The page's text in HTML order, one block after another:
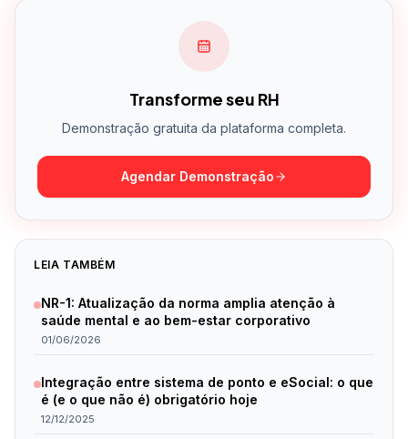
Transforme seu RH
Demonstração gratuita da plataforma completa.
Agendar Demonstração
LEIA TAMBÉM
NR-1: Atualização da norma amplia atenção à
saúde mental e ao bem-estar corporativo
01/06/2026
Integração entre sistema de ponto e eSocial: o que
é (e o que não é) obrigatório hoje
12/12/2025